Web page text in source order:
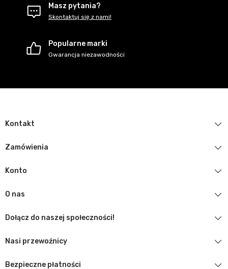
Masz pytania?
Skontaktuj się z nami!
Popularne marki
Gwarancja niezawodności
Kontakt
Zamówienia
Konto
O nas
Dołącz do naszej społeczności!
Nasi przewoźnicy
Bezpieczne płatności